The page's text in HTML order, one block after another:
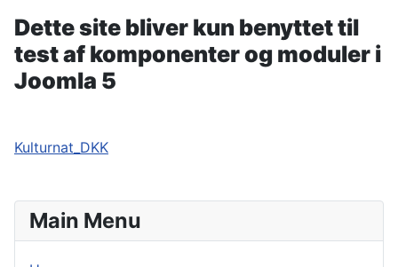
Dette site bliver kun benyttet til
test af komponenter og moduler i
Joomla 5
Kulturnat_DKK
Main Menu